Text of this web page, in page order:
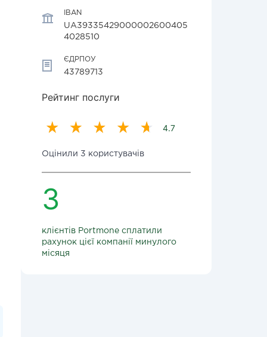
IBAN
UA39335429000002600405
4028510
ЄДРПОУ
43789713
Рейтинг послуги
4.7
Оцінили 3 користувачів
3
клієнтів Portmone сплатили
рахунок цієї компанії минулого
місяця